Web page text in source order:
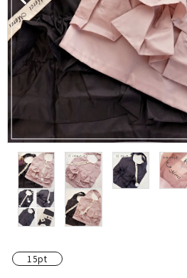
金具・パーツ類
フルキット
Jolipapier
デコレーション材料
道具類
基本材料
15pt